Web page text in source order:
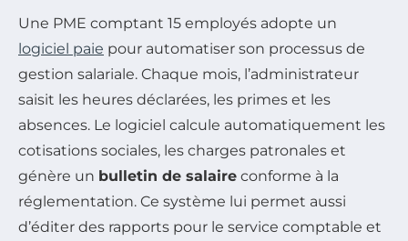
Une PME comptant 15 employés adopte un
logiciel paie pour automatiser son processus de
gestion salariale. Chaque mois, l’administrateur
saisit les heures déclarées, les primes et les
absences. Le logiciel calcule automatiquement les
cotisations sociales, les charges patronales et
génère un bulletin de salaire conforme à la
réglementation. Ce système lui permet aussi
d’éditer des rapports pour le service comptable et